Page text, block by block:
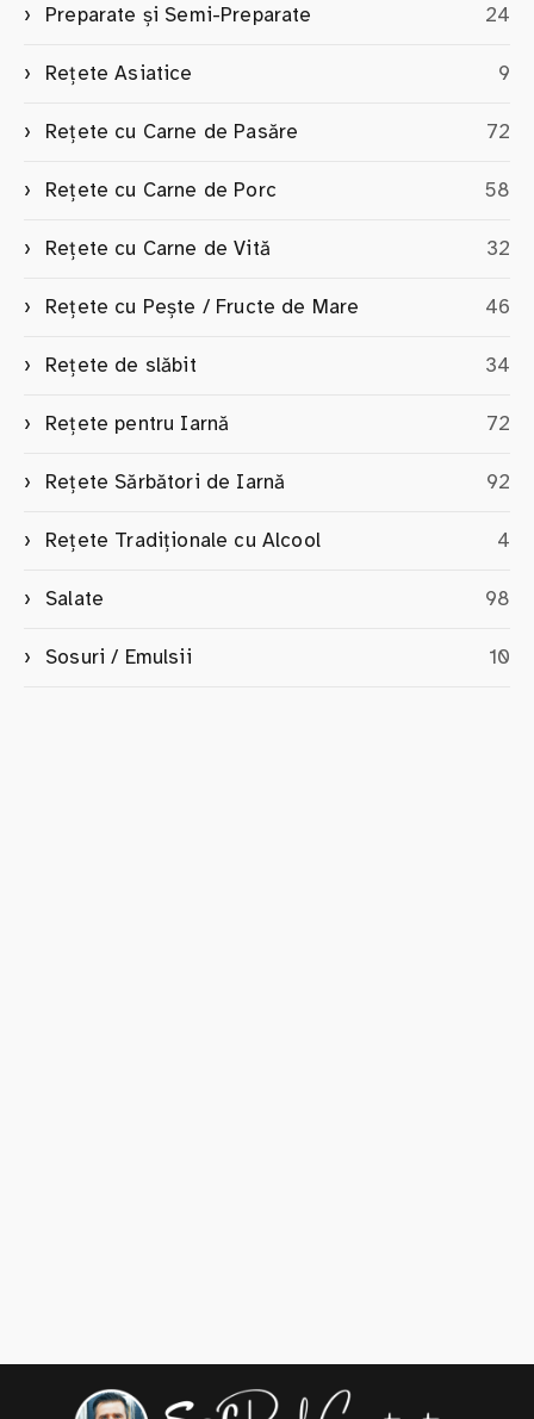
Preparate și Semi-Preparate 24
Rețete Asiatice 9
Rețete cu Carne de Pasăre 72
Rețete cu Carne de Porc 58
Rețete cu Carne de Vită 32
Rețete cu Pește / Fructe de Mare 46
Rețete de slăbit 34
Rețete pentru Iarnă 72
Rețete Sărbători de Iarnă 92
Rețete Tradiționale cu Alcool 4
Salate 98
Sosuri / Emulsii 10